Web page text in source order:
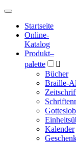
Hauptmenü
Hauptmenü
Startseite
Online-
Katalog
Produkt–
palette

Bücher
Braille-
Gotteslob
Kalender